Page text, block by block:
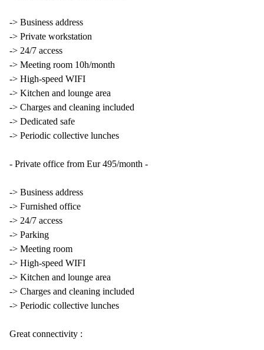
-> Business address
-> Private workstation
-> 24/7 access
-> Meeting room 10h/month
-> High-speed WIFI
-> Kitchen and lounge area
-> Charges and cleaning included
-> Dedicated safe
-> Periodic collective lunches
- Private office from Eur 495/month -
-> Business address
-> Furnished office
-> 24/7 access
-> Parking
-> Meeting room
-> High-speed WIFI
-> Kitchen and lounge area
-> Charges and cleaning included
-> Periodic collective lunches
Great connectivity :